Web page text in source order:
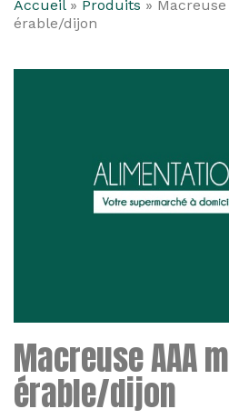
Accueil» Produits »
érable/dijon
Macreuse AAA
érable/dijon